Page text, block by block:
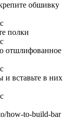
обшивку
полки
отшлифованное
и вставьте в них
how-to-build-bar